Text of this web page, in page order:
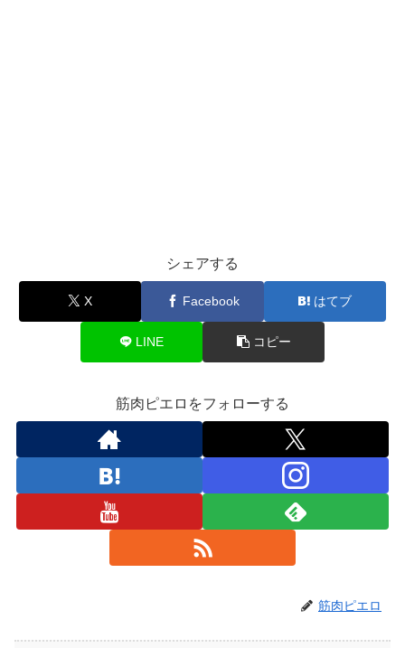
シェアする
X Facebook はてブ
LINE コピー
筋肉ピエロをフォローする
筋肉ピエロ